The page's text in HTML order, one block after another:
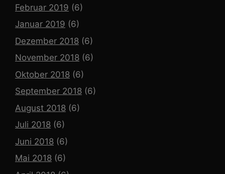
Februar 2019 (6)
Januar 2019 (6)
Dezember 2018 (6)
November 2018 (6)
Oktober 2018 (6)
September 2018 (6)
August 2018 (6)
Juli 2018 (6)
Juni 2018 (6)
Mai 2018 (6)